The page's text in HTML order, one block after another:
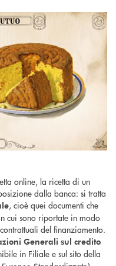
online, la ricetta di un
dalla banca: si tratta
, cioè quei documenti che
cui sono riportate in modo
del finanziamento.
Generali sul credito
in Filiale e sul sito della